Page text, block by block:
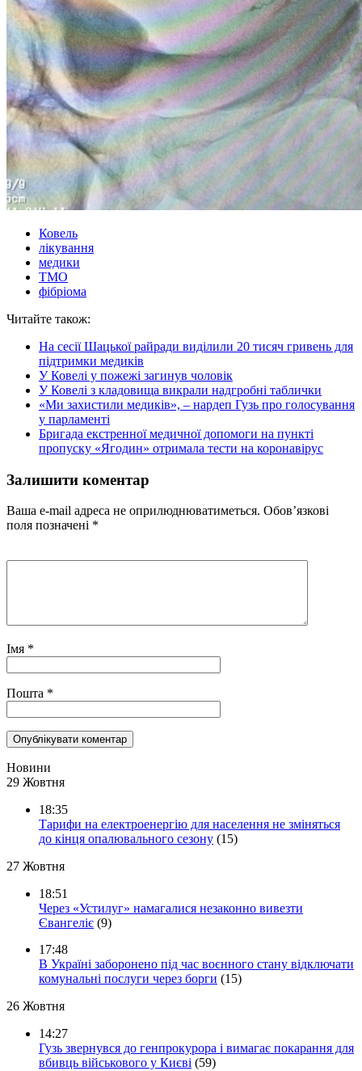
Ковель
лікування
медики
ТМО
фібріома
Читайте також:
На сесії Шацької райради виділили 20 тисяч гривень для
підтримки медиків
У Ковелі у пожежі загинув чоловік
У Ковелі з кладовища викрали надгробні таблички
«Ми захистили медиків», – нардеп Гузь про голосування
у парламенті
Бригада екстренної медичної допомоги на пункті
пропуску «Ягодин» отримала тести на коронавірус
Залишити коментар
Ваша e-mail адреса не оприлюднюватиметься. Обов’язкові
поля позначені *
Імя *
Пошта *
Новини
29 Жовтня
18:35
Тарифи на електроенергію для населення не зміняться
до кінця опалювального сезону (15)
27 Жовтня
18:51
Через «Устилуг» намагалися незаконно вивезти
Євангеліє (9)
17:48
В Україні заборонено під час воєнного стану відключати
комунальні послуги через борги (15)
26 Жовтня
14:27
Гузь звернувся до генпрокурора і вимагає покарання для
вбивць військового у Києві (59)